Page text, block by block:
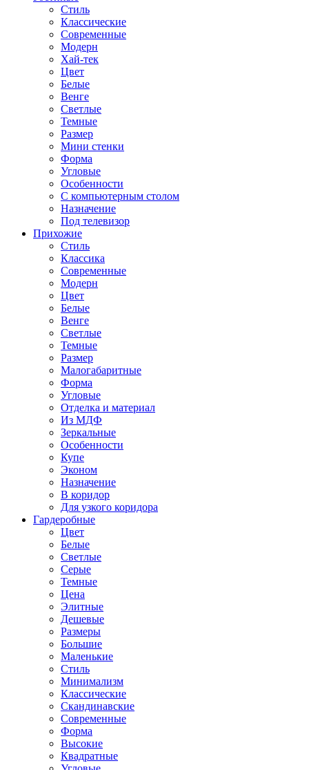
Стиль
Классические
Современные
Модерн
Хай-тек
Цвет
Белые
Венге
Светлые
Темные
Размер
Мини стенки
Форма
Угловые
Особенности
С компьютерным столом
Назначение
Под телевизор
Прихожие
Стиль
Классика
Современные
Модерн
Цвет
Белые
Венге
Светлые
Темные
Размер
Малогабаритные
Форма
Угловые
Отделка и материал
Из МДФ
Зеркальные
Особенности
Купе
Эконом
Назначение
В коридор
Для узкого коридора
Гардеробные
Цвет
Белые
Светлые
Серые
Темные
Цена
Элитные
Дешевые
Размеры
Большие
Маленькие
Стиль
Минимализм
Классические
Скандинавские
Современные
Форма
Высокие
Квадратные